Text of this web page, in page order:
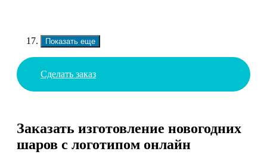
Показать еще
Сделать заказ
Заказать изготовление новогодних
шаров с логотипом онлайн